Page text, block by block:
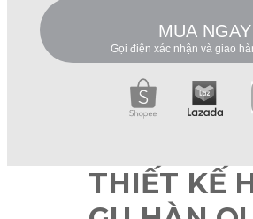
MUA NGAY
Gọi điện xác nhận và giao
THIẾT KẾ